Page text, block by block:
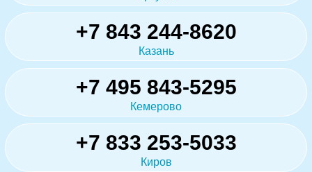
+7 843 244-8620
Казань
+7 495 843-5295
Кемерово
+7 833 253-5033
Киров